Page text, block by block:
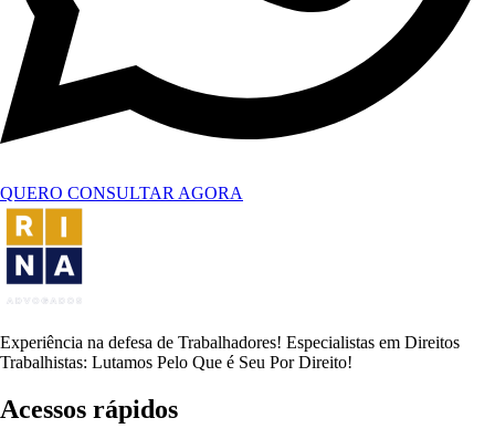
QUERO CONSULTAR AGORA
Experiência na defesa de Trabalhadores! Especialistas em Direitos
Trabalhistas: Lutamos Pelo Que é Seu Por Direito!
Acessos rápidos